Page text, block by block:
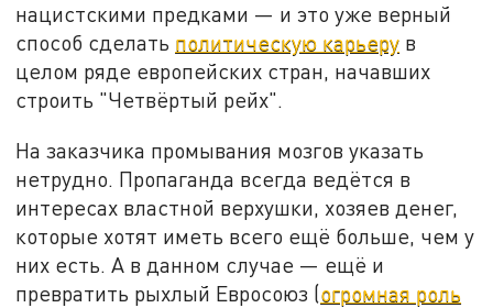
нацистскими предками — и это уже верный
способ сделать политическую карьеру в
целом ряде европейских стран, начавших
строить "Четвёртый рейх".
На заказчика промывания мозгов указать
нетрудно. Пропаганда всегда ведётся в
интересах властной верхушки, хозяев денег,
которые хотят иметь всего ещё больше, чем у
них есть. А в данном случае — ещё и
превратить рыхлый Евросоюз (огромная роль